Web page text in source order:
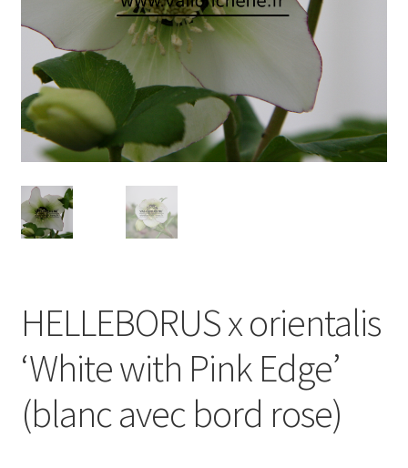
HELLEBORUS x orientalis
‘White with Pink Edge’
(blanc avec bord rose)